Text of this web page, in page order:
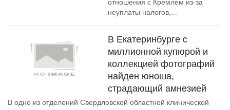
отношения с Кремлем из-за
неуплаты налогов,...
В Екатеринбурге с
миллионной купюрой и
коллекцией фотографий
найден юноша,
страдающий амнезией
В одно из отделений Свердловской областной клинической